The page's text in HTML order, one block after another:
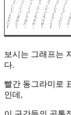
보시는 그래프는
다.
빨간 동그라미로
인데,